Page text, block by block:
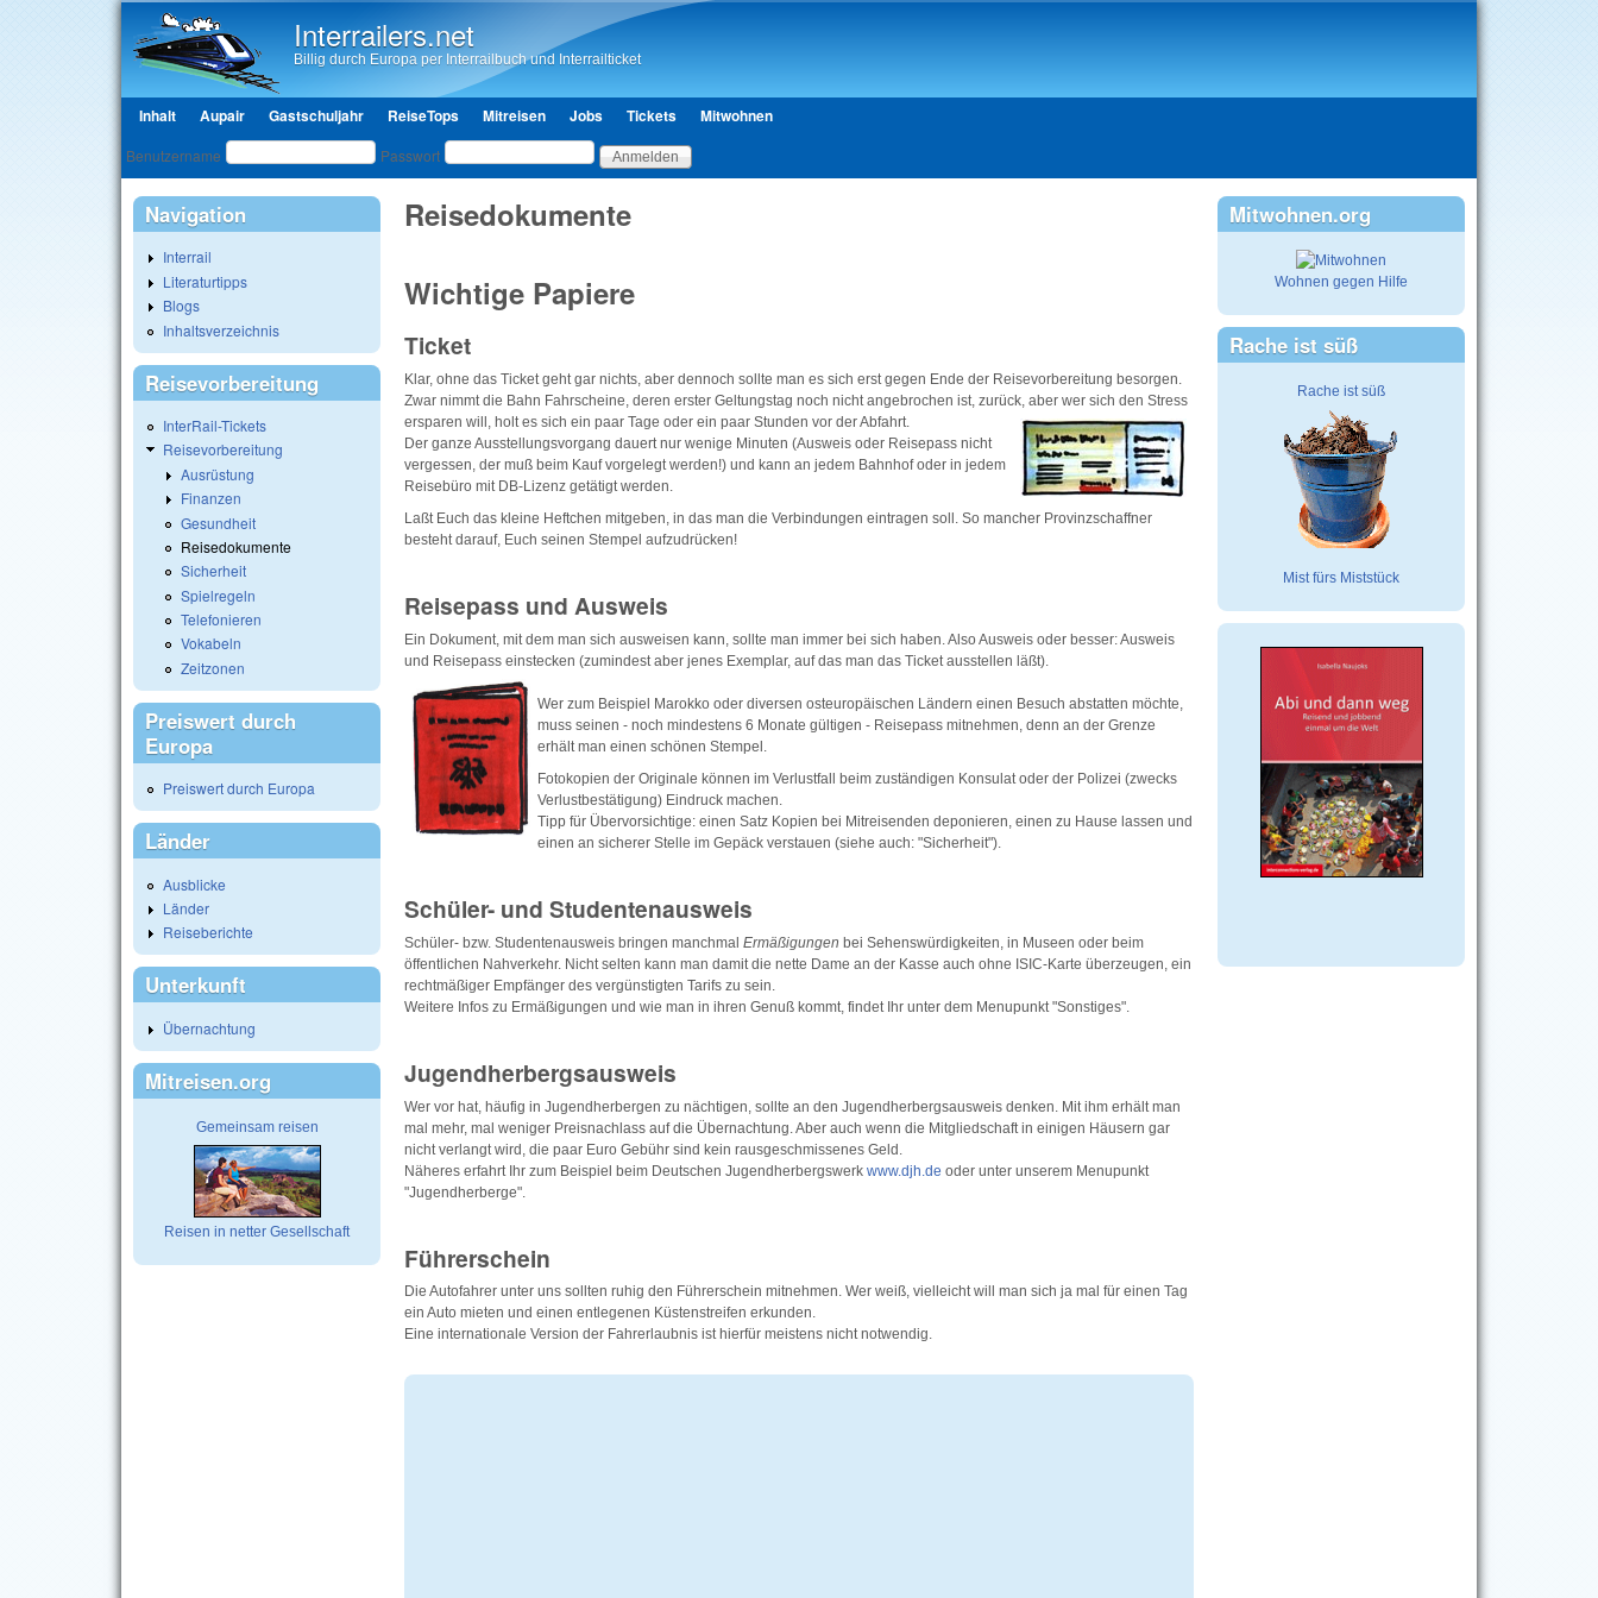
Interrailers.net
Billig durch Europa per Interrailbuch und Interrailticket
Hauptmenü
Inhalt Aupair Gastschuljahr ReiseTops Mitreisen Jobs Tickets Mitwohnen
Benutzeranmeldung
Benutzername Passwort
Reisedokumente
Wichtige Papiere
Ticket
Klar, ohne das Ticket geht gar nichts, aber dennoch sollte man es sich erst gegen Ende der Reisevorbereitung besorgen.
Zwar nimmt die Bahn Fahrscheine, deren erster Geltungstag noch nicht angebrochen ist, zurück, aber wer sich den Stress
ersparen will, holt es sich ein paar Tage oder ein paar Stunden vor der Abfahrt.
Der ganze Ausstellungsvorgang dauert nur wenige Minuten (Ausweis oder Reisepass nicht
vergessen, der muß beim Kauf vorgelegt werden!) und kann an jedem Bahnhof oder in jedem
Reisebüro mit DB-Lizenz getätigt werden.
Laßt Euch das kleine Heftchen mitgeben, in das man die Verbindungen eintragen soll. So mancher Provinzschaffner
besteht darauf, Euch seinen Stempel aufzudrücken!
Reisepass und Ausweis
Ein Dokument, mit dem man sich ausweisen kann, sollte man immer bei sich haben. Also Ausweis oder besser: Ausweis
und Reisepass einstecken (zumindest aber jenes Exemplar, auf das man das Ticket ausstellen läßt).
Wer zum Beispiel Marokko oder diversen osteuropäischen Ländern einen Besuch abstatten möchte,
muss seinen - noch mindestens 6 Monate gültigen - Reisepass mitnehmen, denn an der Grenze
erhält man einen schönen Stempel.
Fotokopien der Originale können im Verlustfall beim zuständigen Konsulat oder der Polizei (zwecks
Verlustbestätigung) Eindruck machen.
Tipp für Übervorsichtige: einen Satz Kopien bei Mitreisenden deponieren, einen zu Hause lassen und
einen an sicherer Stelle im Gepäck verstauen (siehe auch: "Sicherheit").
Schüler- und Studentenausweis
Schüler- bzw. Studentenausweis bringen manchmal Ermäßigungen bei Sehenswürdigkeiten, in Museen oder beim
öffentlichen Nahverkehr. Nicht selten kann man damit die nette Dame an der Kasse auch ohne ISIC-Karte überzeugen, ein
rechtmäßiger Empfänger des vergünstigten Tarifs zu sein.
Weitere Infos zu Ermäßigungen und wie man in ihren Genuß kommt, findet Ihr unter dem Menupunkt "Sonstiges".
Jugendherbergsausweis
Wer vor hat, häufig in Jugendherbergen zu nächtigen, sollte an den Jugendherbergsausweis denken. Mit ihm erhält man
mal mehr, mal weniger Preisnachlass auf die Übernachtung. Aber auch wenn die Mitgliedschaft in einigen Häusern gar
nicht verlangt wird, die paar Euro Gebühr sind kein rausgeschmissenes Geld.
Näheres erfahrt Ihr zum Beispiel beim Deutschen Jugendherbergswerk www.djh.de oder unter unserem Menupunkt
"Jugendherberge".
Führerschein
Die Autofahrer unter uns sollten ruhig den Führerschein mitnehmen. Wer weiß, vielleicht will man sich ja mal für einen Tag
ein Auto mieten und einen entlegenen Küstenstreifen erkunden.
Eine internationale Version der Fahrerlaubnis ist hierfür meistens nicht notwendig.
Navigation
Interrail
Literaturtipps
Blogs
Inhaltsverzeichnis
Reisevorbereitung
InterRail-Tickets
Reisevorbereitung
Ausrüstung
Finanzen
Gesundheit
Reisedokumente
Sicherheit
Spielregeln
Telefonieren
Vokabeln
Zeitzonen
Preiswert durch
Europa
Preiswert durch Europa
Länder
Ausblicke
Länder
Reiseberichte
Unterkunft
Übernachtung
Mitreisen.org
Gemeinsam reisen
Reisen in netter Gesellschaft
Mitwohnen.org
Wohnen gegen Hilfe
Rache ist süß
Rache ist süß
Mist fürs Miststück